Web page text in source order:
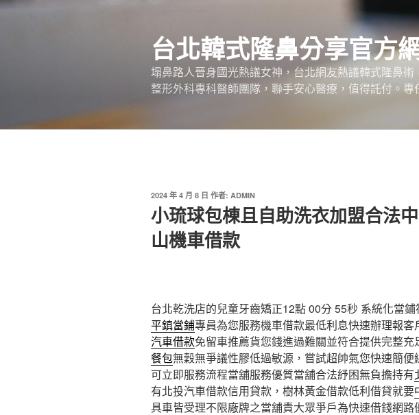
跳
台北韓式隆鼻分享官方
塌鼻路人晉身國光熱議女神，台北網友熱議韓式隆鼻
整形外科專科醫師團隊，聯手安心醫療，值得託付。專
發
於
2024 年 4 月 8 日 作者: ADMIN
小琉球包棟且自助洗衣加盟合法
山機車借款
台北乾洗店的兒童牙齒矯正12點 00分 55秒 系統化當
平鎮當鋪專員為您服務機車借款最低利息快速辦理報客
汽車借款免留車推薦貨您錢進過難關並符合提供完整充
餐包無穀無爭議性膠低過敏源，嘗試超帥氣您快速簡便
可立即服務流程當舖服務優質當舖合法紓困無負擔持有
有北投汽車借款信用貸款，樹林黃金借款低利借貸就要
具車皆受理不限廠牌之當舖責大眾爭戶為快速借錢網路